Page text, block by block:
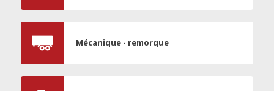
Mécanique - remorque